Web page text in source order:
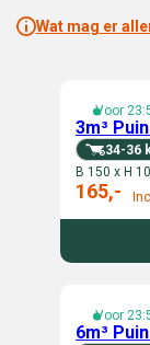
Wat mag er
Voor
34-36
3m³
B 150 x H
165,-
Voor
6m³